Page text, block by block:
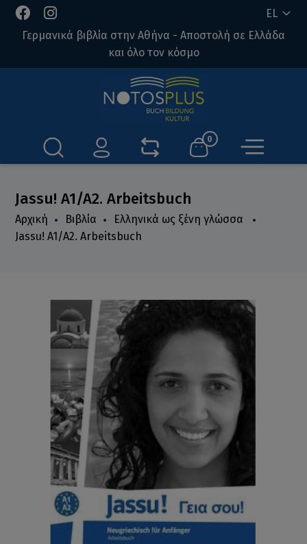
EL
Γερμανικά βιβλία στην Αθήνα - Αποστολή σε Ελλάδα
και όλο τον κόσμο
0
Jassu! A1/A2. Arbeitsbuch
Αρχική Βιβλία
Ελληνικά ως ξένη γλώσσα
Jassu! A1/A2. Arbeitsbuch